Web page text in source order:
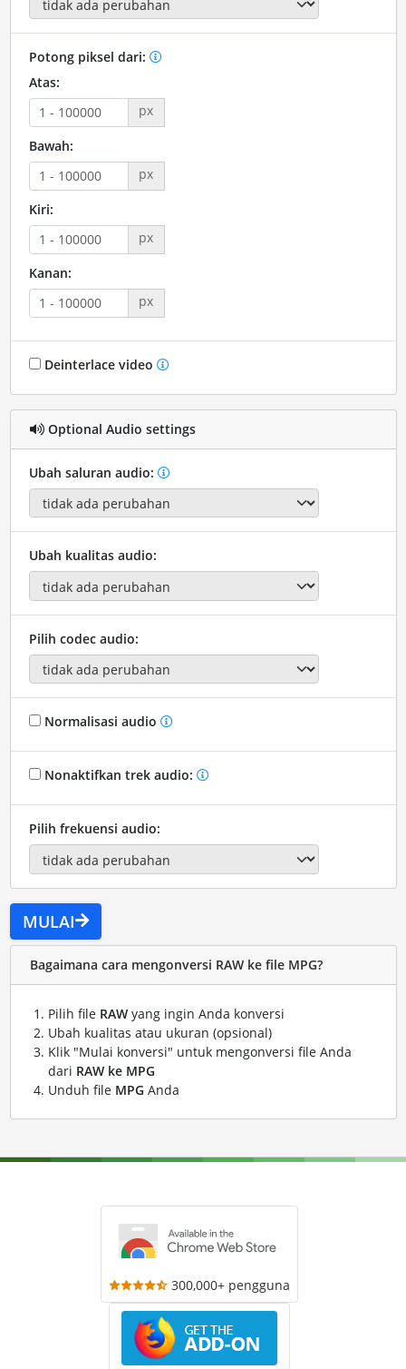
Potong piksel dari:
Atas:
px
Bawah:
px
Kiri:
px
Kanan:
px
Deinterlace video
Optional Audio settings
Ubah saluran audio:
Ubah kualitas audio:
Pilih codec audio:
Normalisasi audio
Nonaktifkan trek audio:
Pilih frekuensi audio:
MULAI
Bagaimana cara mengonversi RAW ke file MPG?
Pilih file RAWyang ingin Anda konversi
Ubah kualitas atau ukuran (opsional)
Klik "Mulai konversi" untuk mengonversi file Anda
dari RAW ke MPG
Unduh file MPG Anda
300,000+ pengguna